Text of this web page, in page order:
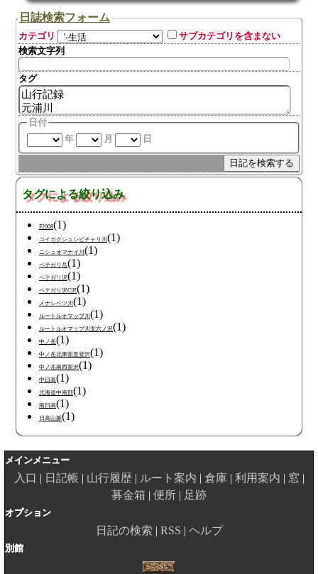
日誌検索フォーム
カテゴリ
サブカテゴリを含まない
検索文字列
タグ
日付
年
月 日
タグによる絞り込み
F2008(1)
コイカクシュシビチャリ川(1)
ニシュオマナイ川(1)
ペテガリ岳(1)
ペテガリ沢(1)
ペテガリ沢C沢(1)
メナシベツ川(1)
ルートルオマップ川(1)
ルートルオマップ川支六ノ沢(1)
中ノ岳(1)
中ノ岳北東面直登沢(1)
中ノ岳南西面沢(1)
中日高(1)
北海道中南部(1)
南日高(1)
日高山脈(1)
メインメニュー
入口 日記帳 山行履歴 ルート案内 倉庫 利用案内
窓
募金箱
便所 足跡
オプション
日記の検索 RSS ヘルプ
別館